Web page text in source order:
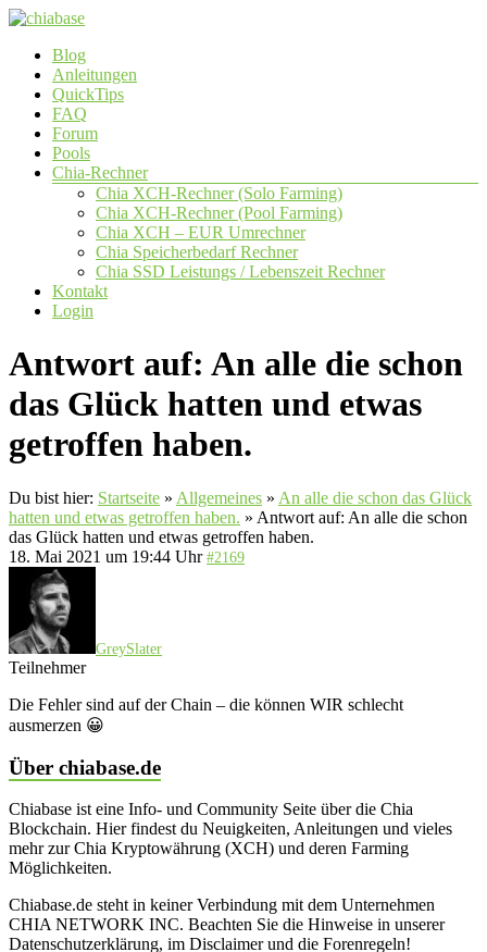
Zum
springen
chiabase
CHIA
Info-
Community
Seite
Menü
Blog
Anleitungen
QuickTips
FAQ
Forum
Pools
Chia-Rechner
Chia XCH-Rechner (Solo Farming)
Chia XCH-Rechner (Pool Farming)
Chia XCH – EUR Umrechner
Chia Speicherbedarf Rechner
Chia SSD Leistungs / Lebenszeit Rechner
Kontakt
Login
Antwort auf: An alle die schon
das Glück hatten und etwas
getroffen haben.
Du bist hier: Startseite » Allgemeines » An alle die schon das Glück
hatten und etwas getroffen haben. » Antwort auf: An alle die schon
das Glück hatten und etwas getroffen haben.
18. Mai 2021 um 19:44 Uhr #2169
GreySlater
Teilnehmer
Die Fehler sind auf der Chain – die können WIR schlecht
ausmerzen 😀
Über chiabase.de
Chiabase ist eine Info- und Community Seite über die Chia
Blockchain. Hier findest du Neuigkeiten, Anleitungen und vieles
mehr zur Chia Kryptowährung (XCH) und deren Farming
Möglichkeiten.
Chiabase.de steht in keiner Verbindung mit dem Unternehmen
CHIA NETWORK INC. Beachten Sie die Hinweise in unserer
Datenschutzerklärung, im Disclaimer und die Forenregeln!